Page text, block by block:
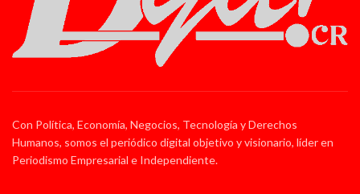
Con Política, Economía, Negocios, Tecnología y Derechos
Humanos, somos el periódico digital objetivo y visionario, líder en
Periodismo Empresarial e Independiente.